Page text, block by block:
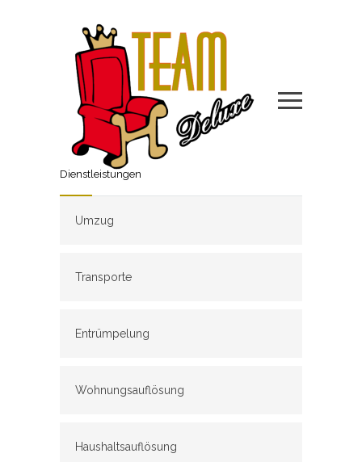
Dienstleistungen
Umzug
Transporte
Entrümpelung
Wohnungsauflösung
Haushaltsauflösung